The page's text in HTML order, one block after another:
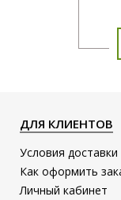
ДЛЯ КЛИЕНТОВ
Условия доставки
Как оформить
Личный кабинет